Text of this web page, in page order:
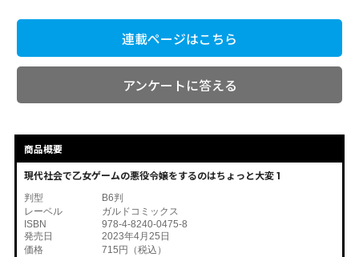
連載ページはこちら
アンケートに答える
商品概要
現代社会で乙女ゲームの悪役令嬢をするのはちょっと大変 1
判型
B6判
レーベル
ガルドコミックス
ISBN
978-4-8240-0475-8
発売日
2023年4月25日
価格
715円（税込）